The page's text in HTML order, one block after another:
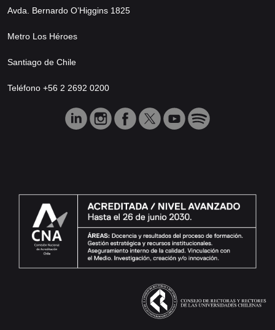
Avda. Bernardo O’Higgins 1825
Metro Los Héroes
Santiago de Chile
Teléfono +56 2 2692 0200